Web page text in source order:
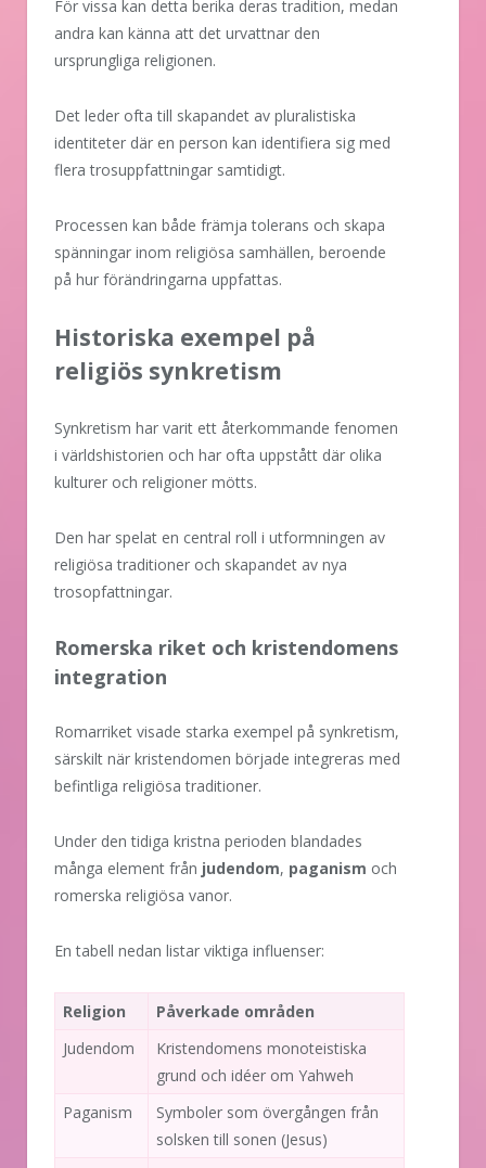
För vissa kan detta berika deras tradition, medan
andra kan känna att det urvattnar den
ursprungliga religionen.
Det leder ofta till skapandet av pluralistiska
identiteter där en person kan identifiera sig med
flera trosuppfattningar samtidigt.
Processen kan både främja tolerans och skapa
spänningar inom religiösa samhällen, beroende
på hur förändringarna uppfattas.
Historiska exempel på
religiös synkretism
Synkretism har varit ett återkommande fenomen
i världshistorien och har ofta uppstått där olika
kulturer och religioner mötts.
Den har spelat en central roll i utformningen av
religiösa traditioner och skapandet av nya
trosopfattningar.
Romerska riket och kristendomens
integration
Romarriket visade starka exempel på synkretism,
särskilt när kristendomen började integreras med
befintliga religiösa traditioner.
Under den tidiga kristna perioden blandades
många element från judendom, paganism och
romerska religiösa vanor.
En tabell nedan listar viktiga influenser:
Religion
Påverkade områden
Judendom
Kristendomens monoteistiska
grund och idéer om Yahweh
Paganism
Symboler som övergången från
solsken till sonen (Jesus)